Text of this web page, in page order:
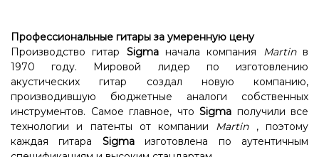
Профессиональные гитары за умеренную цену
Производство гитар Sigmaначала компания Martinв
1970 году. Мировой лидер по изготовлению
акустических гитар создал новую компанию,
производившую бюджетные аналоги собственных
инструментов. Самое главное, что Sigma получили все
технологии и патенты от компании Martin, поэтому
каждая гитара Sigmaизготовлена ​​по аутентичным